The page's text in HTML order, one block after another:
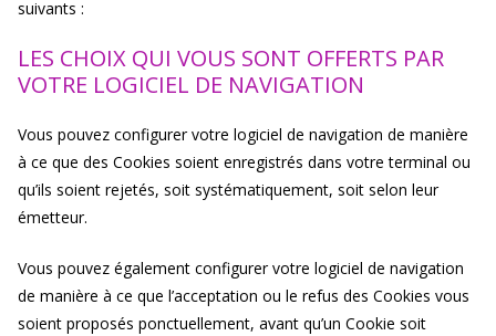
suivants :
LES CHOIX QUI VOUS SONT OFFERTS PAR
VOTRE LOGICIEL DE NAVIGATION
Vous pouvez configurer votre logiciel de navigation de manière
à ce que des Cookies soient enregistrés dans votre terminal ou
qu’ils soient rejetés, soit systématiquement, soit selon leur
émetteur.
Vous pouvez également configurer votre logiciel de navigation
de manière à ce que l’acceptation ou le refus des Cookies vous
soient proposés ponctuellement, avant qu’un Cookie soit